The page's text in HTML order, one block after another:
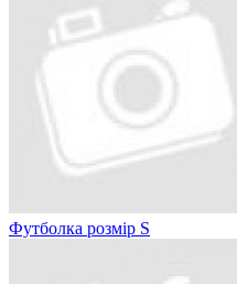
Футболка розмір S